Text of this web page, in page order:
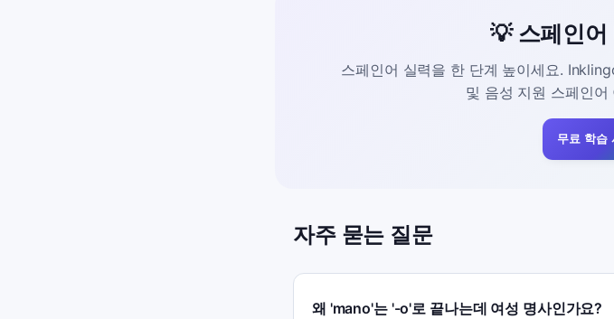
💡 스페인어
스페인어 실력을 한 단계 높이세요.
및 음성 지원 스페인어
무료 학습
자주 묻는 질문
왜 'mano'는 '-o'로 끝나는데 여성 명사인가요?